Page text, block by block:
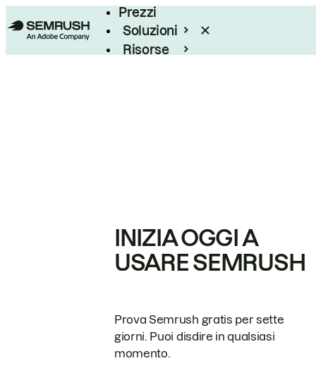
Prezzi
Soluzioni
Risorse
INIZIA OGGI A
USARE SEMRUSH
Prova Semrush gratis per sette
giorni. Puoi disdire in qualsiasi
momento.